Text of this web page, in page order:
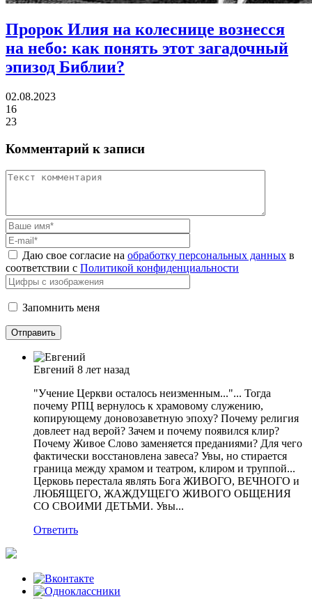
Пророк Илия на колеснице вознесся
на небо: как понять этот загадочный
эпизод Библии?
02.08.2023
16
23
Комментарий к записи
Даю свое согласие на обработку персональных данных в
соответствии с Политикой конфиденциальности
Запомнить меня
Евгений 8 лет назад
"Учение Церкви осталось неизменным..."... Тогда
почему РПЦ вернулось к храмовому служению,
копирующему доновозаветную эпоху? Почему религия
довлеет над верой? Зачем и почему появился клир?
Почему Живое Слово заменяется преданиями? Для чего
фактически восстановлена завеса? Увы, но стирается
граница между храмом и театром, клиром и труппой...
Церковь перестала являть Бога ЖИВОГО, ВЕЧНОГО и
ЛЮБЯЩЕГО, ЖАЖДУЩЕГО ЖИВОГО ОБЩЕНИЯ
СО СВОИМИ ДЕТЬМИ. Увы...
Ответить